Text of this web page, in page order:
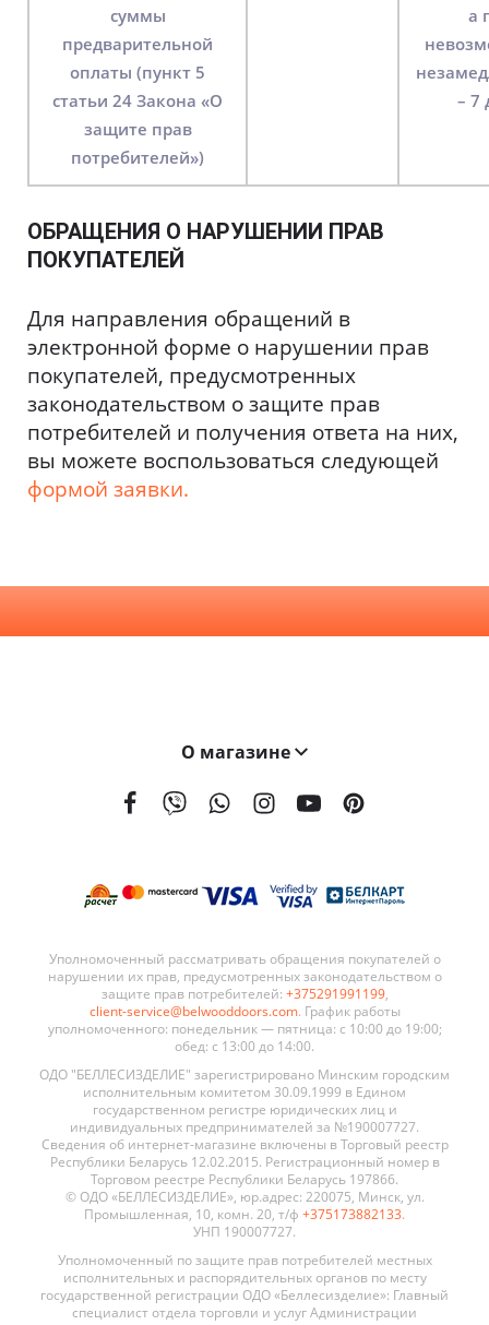
суммы
предварительной
оплаты (пункт 5
статьи 24 Закона «О
защите прав
потребителей»)
а
– 7
ОБРАЩЕНИЯ О НАРУШЕНИИ ПРАВ
ПОКУПАТЕЛЕЙ
Для направления обращений в
электронной форме о нарушении прав
покупателей, предусмотренных
законодательством о защите прав
потребителей и получения ответа на них,
вы можете воспользоваться следующей
формой заявки.
О магазине
Уполномоченный рассматривать обращения покупателей о
нарушении их прав, предусмотренных законодательством о
защите прав потребителей: +375291991199,
client-service@belwooddoors.com. График работы
уполномоченного: понедельник — пятница: с 10:00 до 19:00;
обед: с 13:00 до 14:00.
ОДО "БЕЛЛЕСИЗДЕЛИЕ" зарегистрировано Минским городским
исполнительным комитетом 30.09.1999 в Едином
государственном регистре юридических лиц и
индивидуальных предпринимателей за №190007727.
Сведения об интернет-магазине включены в Торговый реестр
Республики Беларусь 12.02.2015. Регистрационный номер в
Торговом реестре Республики Беларусь 197866.
© ОДО «БЕЛЛЕСИЗДЕЛИЕ», юр.адрес: 220075, Минск, ул.
Промышленная, 10, комн. 20, т/ф +375173882133.
УНП 190007727.
Уполномоченный по защите прав потребителей местных
исполнительных и распорядительных органов по месту
государственной регистрации ОДО «Беллесизделие»: Главный
специалист отдела торговли и услуг Администрации